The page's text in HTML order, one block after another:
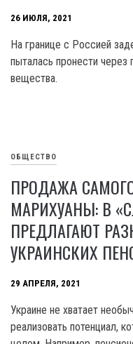
26 ИЮЛЯ, 2021
На границе с Россией
пыталась пронести через
вещества.
ОБЩЕСТВО
ПРОДАЖА
МАРИХУАНЫ: В
ПРЕДЛАГАЮТ
УКРАИНСКИХ
29 АПРЕЛЯ, 2021
Украине не хватает
реализовать потенциал,